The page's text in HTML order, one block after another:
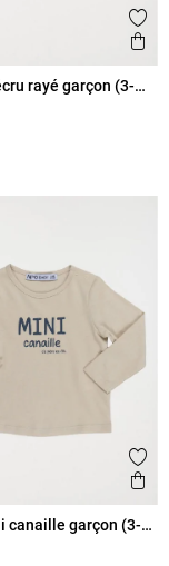
rayé garçon (3-
canaille garçon (3-